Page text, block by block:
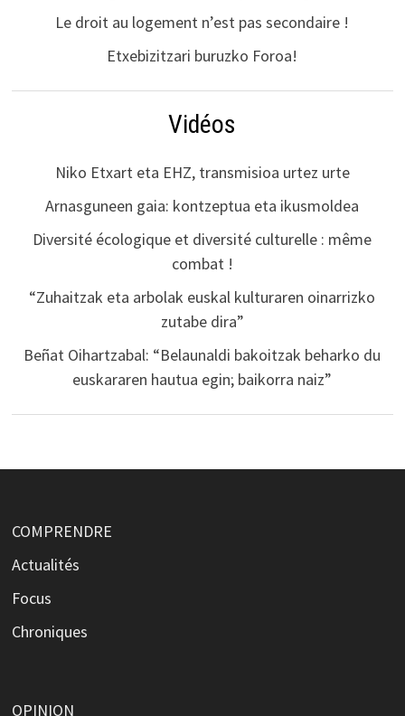
Le droit au logement n’est pas secondaire !
Etxebizitzari buruzko Foroa!
Vidéos
Niko Etxart eta EHZ, transmisioa urtez urte
Arnasguneen gaia: kontzeptua eta ikusmoldea
Diversité écologique et diversité culturelle : même
combat !
“Zuhaitzak eta arbolak euskal kulturaren oinarrizko
zutabe dira”
Beñat Oihartzabal: “Belaunaldi bakoitzak beharko du
euskararen hautua egin; baikorra naiz”
COMPRENDRE
Actualités
Focus
Chroniques
OPINION